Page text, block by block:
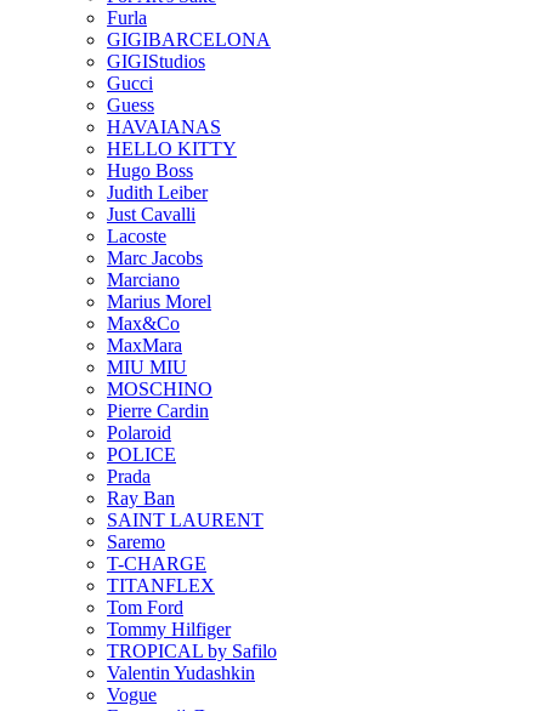
Furla
GIGIBARCELONA
GIGIStudios
Gucci
Guess
HAVAIANAS
HELLO KITTY
Hugo Boss
Judith Leiber
Just Cavalli
Lacoste
Marc Jacobs
Marciano
Marius Morel
Max&Co
MaxMara
MIU MIU
MOSCHINO
Pierre Cardin
Polaroid
POLICE
Prada
Ray Ban
SAINT LAURENT
Saremo
T-CHARGE
TITANFLEX
Tom Ford
Tommy Hilfiger
TROPICAL by Safilo
Valentin Yudashkin
Vogue